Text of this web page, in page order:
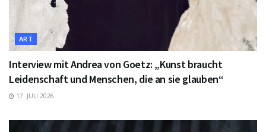
ART
Interview mit Andrea von Goetz: „Kunst braucht
Leidenschaft und Menschen, die an sie glauben“
17. JULI 2026